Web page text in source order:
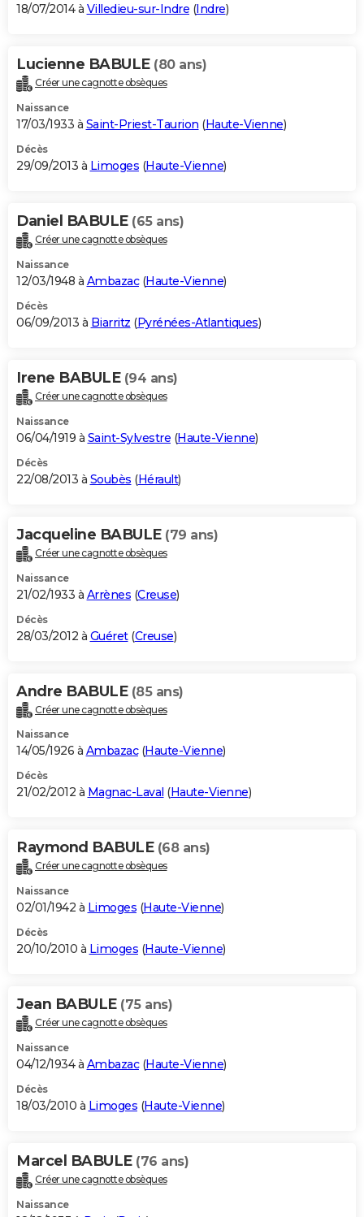
18/07/2014 à Villedieu-sur-Indre (Indre)
Lucienne BABULE (80 ans)
Créer une cagnotte obsèques
Naissance
17/03/1933 à Saint-Priest-Taurion (Haute-Vienne)
Décès
29/09/2013 à Limoges (Haute-Vienne)
Daniel BABULE (65 ans)
Créer une cagnotte obsèques
Naissance
12/03/1948 à Ambazac(Haute-Vienne)
Décès
06/09/2013 à Biarritz (Pyrénées-Atlantiques)
Irene BABULE (94 ans)
Créer une cagnotte obsèques
Naissance
06/04/1919 à Saint-Sylvestre (Haute-Vienne)
Décès
22/08/2013 à Soubès (Hérault)
Jacqueline BABULE (79 ans)
Créer une cagnotte obsèques
Naissance
21/02/1933 à Arrènes (Creuse)
Décès
28/03/2012 à Guéret(Creuse)
Andre BABULE (85 ans)
Créer une cagnotte obsèques
Naissance
14/05/1926 à Ambazac(Haute-Vienne)
Décès
21/02/2012 à Magnac-Laval (Haute-Vienne)
Raymond BABULE (68 ans)
Créer une cagnotte obsèques
Naissance
02/01/1942 à Limoges (Haute-Vienne)
Décès
20/10/2010 à Limoges (Haute-Vienne)
Jean BABULE (75 ans)
Créer une cagnotte obsèques
Naissance
04/12/1934 à Ambazac(Haute-Vienne)
Décès
18/03/2010 à Limoges (Haute-Vienne)
Marcel BABULE (76 ans)
Créer une cagnotte obsèques
Naissance